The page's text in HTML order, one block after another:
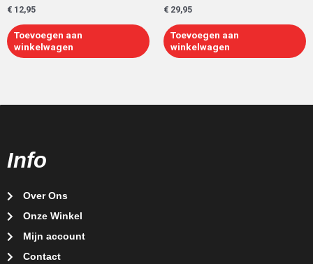
€ 12,95
Toevoegen aan
winkelwagen
€ 29,95
Toevoegen aan
winkelwagen
Info
Over Ons
Onze Winkel
Mijn account
Contact